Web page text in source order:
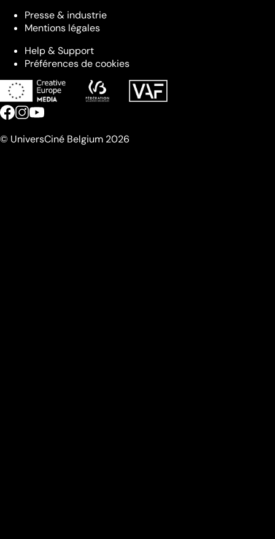
Presse & industrie
Mentions légales
Help & Support
Préférences de cookies
© UniversCiné Belgium 2026